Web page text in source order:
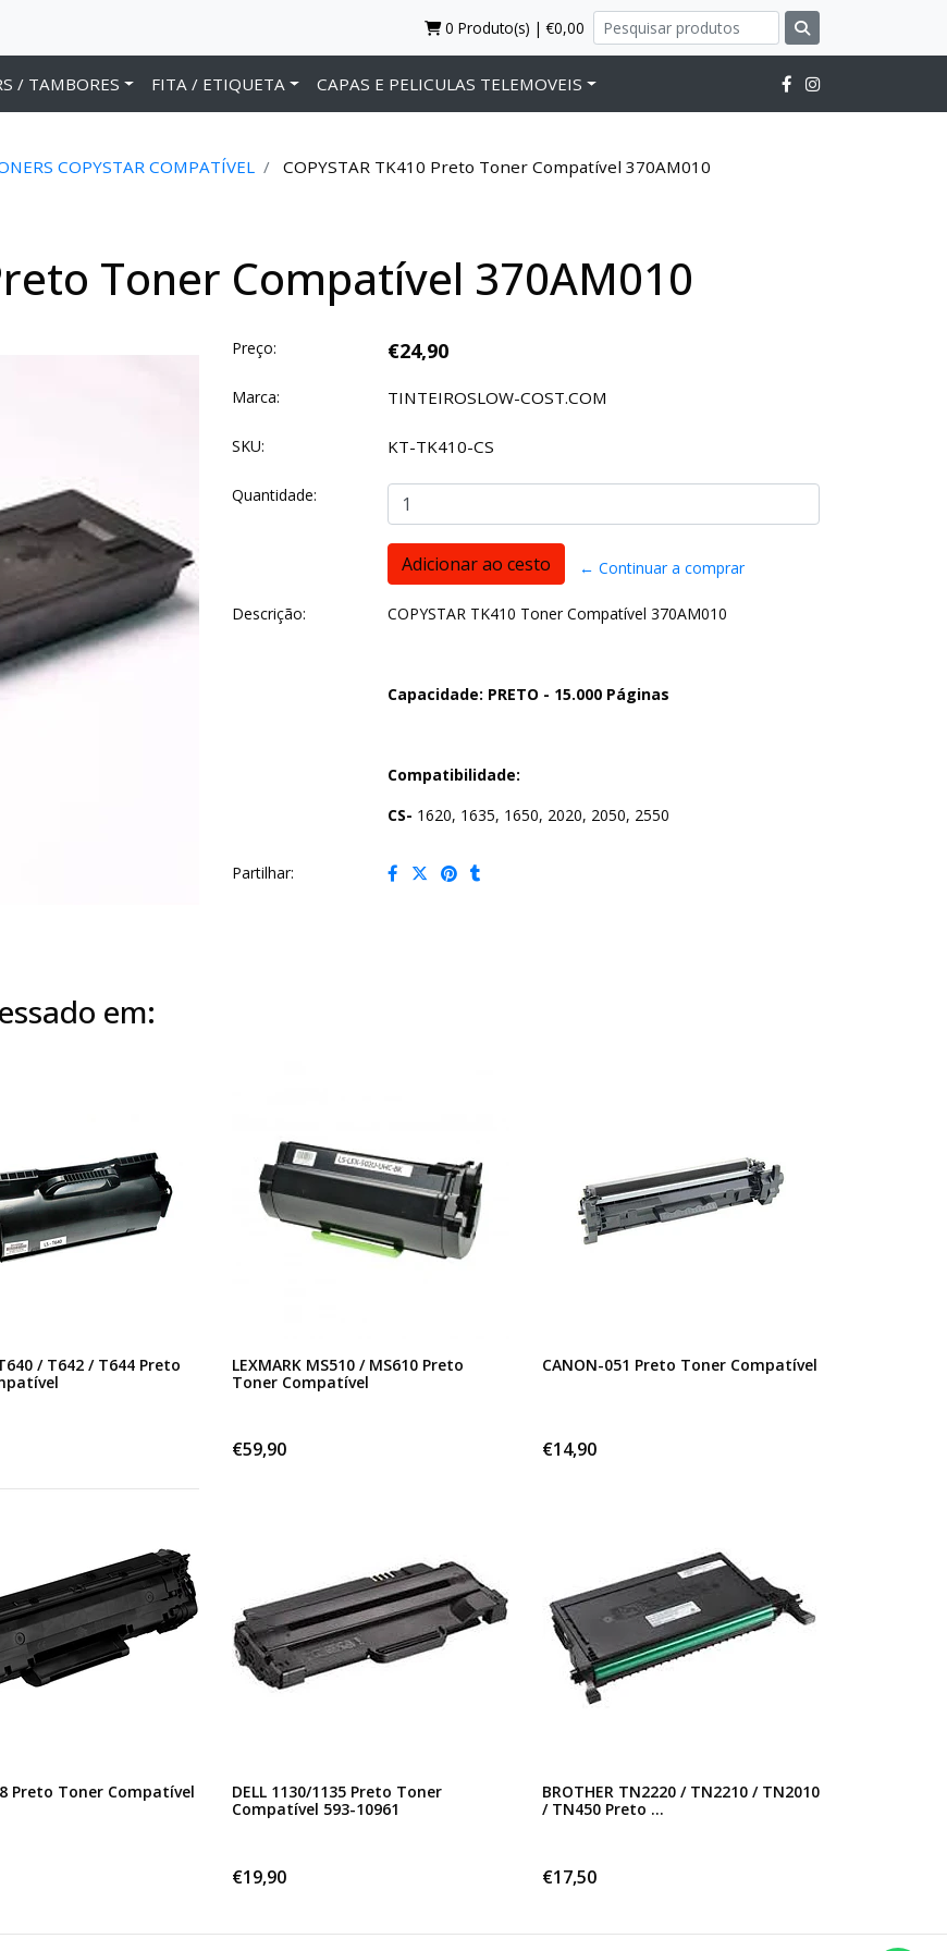
0 Produto(s) | €0,00
/ TAMBORES FITA / ETIQUETA CAPAS E PELICULAS TELEMOVEIS
COPYSTAR COMPATÍVEL COPYSTAR TK410 Preto Toner Compatível 370AM010
Toner Compatível 370AM010
Preço: €24,90
Marca: TINTEIROSLOW-COST.COM
SKU: KT-TK410-CS
Quantidade:
← Continuar a comprar
Descrição: COPYSTAR TK410 Toner Compatível 370AM010
Capacidade: PRETO - 15.000 Páginas
Compatibilidade:
CS- 1620, 1635, 1650, 2020, 2050, 2550
Partilhar:
em:
/ T642 / T644 Preto
LEXMARK MS510 / MS610 Preto
Toner Compatível
€59,90
CANON-051 Preto Toner Compatível
€14,90
Preto Toner Compatível
DELL 1130/1135 Preto Toner
Compatível 593-10961
€19,90
BROTHER TN2220 / TN2210 / TN2010
/ TN450 Preto ...
€17,50